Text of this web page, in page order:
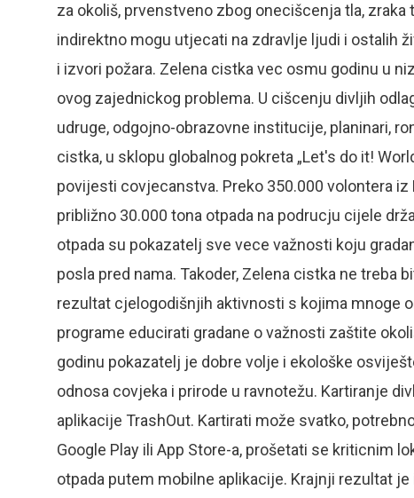
za okoliš, prvenstveno zbog onecišcenja tla,
indirektno mogu utjecati na zdravlje ljudi i ostalih
i izvori požara. Zelena cistka vec osmu godinu u
ovog zajednickog problema. U cišcenju divljih
udruge, odgojno-obrazovne institucije, planinari,
cistka, u sklopu globalnog pokreta „Let's do it!
povijesti covjecanstva. Preko 350.000 volontera
približno 30.000 tona otpada na podrucju cijele
otpada su pokazatelj sve vece važnosti koju
posla pred nama. Takoder, Zelena cistka ne treba
rezultat cjelogodišnjih aktivnosti s kojima mnoge
programe educirati gradane o važnosti zaštite
godinu pokazatelj je dobre volje i ekološke
odnosa covjeka i prirode u ravnotežu. Kartiranje
aplikacije TrashOut. Kartirati može svatko,
Google Play ili App Store-a, prošetati se kriticnim
otpada putem mobilne aplikacije. Krajnji rezultat